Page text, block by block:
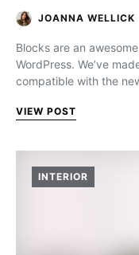
JOANNA WELLICK
Blocks are an
WordPress. We’ve
compatible with the
VIEW POST
INTERIOR